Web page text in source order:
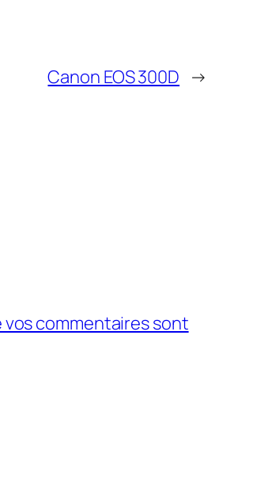
Canon EOS 300D →
vos commentaires sont